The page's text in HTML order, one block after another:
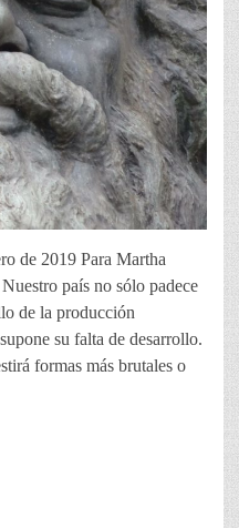
de 2019 Para Martha
país no sólo padece
de la producción
su falta de desarrollo.
formas más brutales o